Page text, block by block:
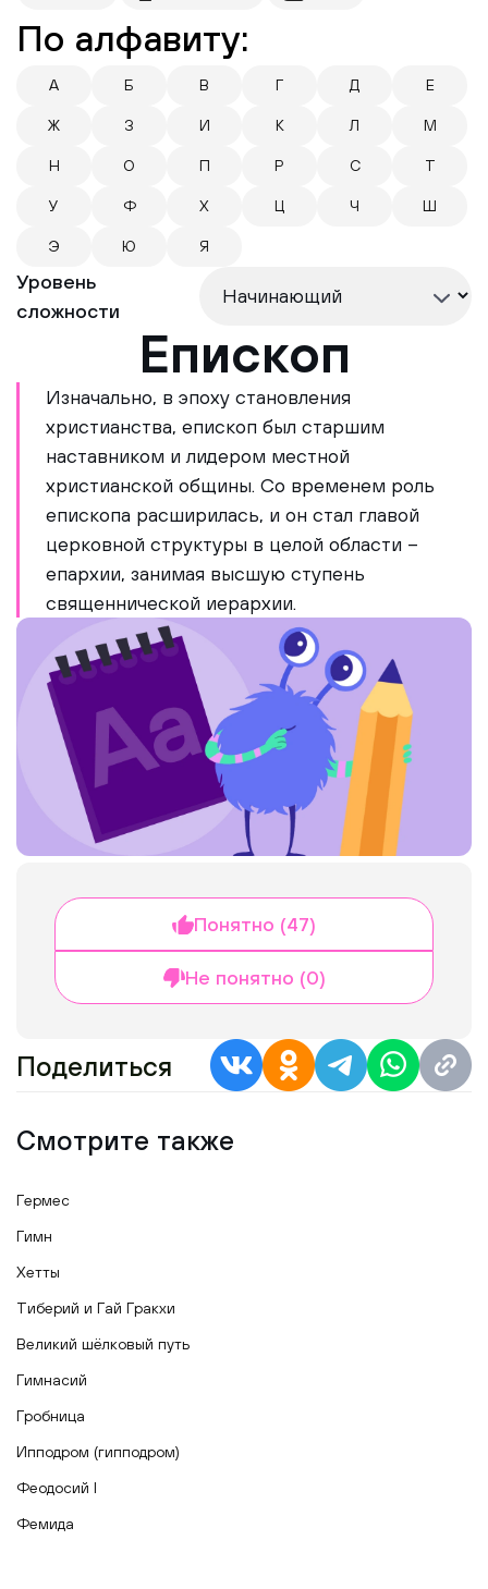
По алфавиту:
А Б В Г Д Е
Ж З И К Л М
Н О П Р С Т
У Ф Х Ц Ч Ш
Э Ю Я
Уровень
сложности
Епископ
Изначально, в эпоху становления
христианства, епископ был старшим
наставником и лидером местной
христианской общины. Со временем роль
епископа расширилась, и он стал главой
церковной структуры в целой области –
епархии, занимая высшую ступень
священнической иерархии.
Понятно (47)
Не понятно (0)
Поделиться
Смотрите также
Гермес
Гимн
Хетты
Тиберий и Гай Гракхи
Великий шёлковый путь
Гимнасий
Гробница
Ипподром (гипподром)
Феодосий I
Фемида